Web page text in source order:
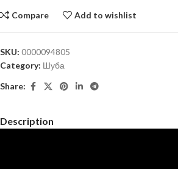
Compare Add to wishlist
SKU: 0000094805
Category: Шуба
Share:
Description